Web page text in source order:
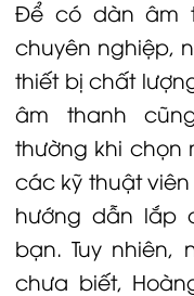
Để có dàn âm
chuyên nghiệp,
thiết bị chất
âm thanh
thường khi chọn
các kỹ thuật
hướng dẫn lắp
bạn. Tuy
chưa biết,